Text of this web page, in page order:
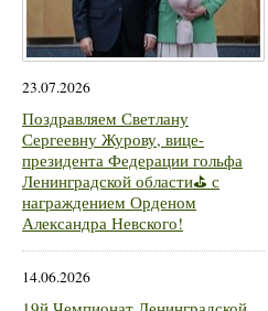
23.07.2026
Поздравляем Светлану
Сергеевну Журову, вице-
президента Федерации гольфа
Ленинградской области⛳ с
награждением Орденом
Александра Невского!
14.06.2026